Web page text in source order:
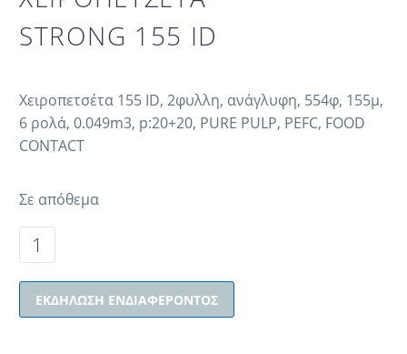
STRONG 155 ID
Χειροπετσέτα 155 ID, 2φυλλη, ανάγλυφη, 554φ, 155μ,
6 ρολά, 0.049m3, p:20+20, PURE PULP, PEFC, FOOD
CONTACT
Σε απόθεμα
ΕΚΔΉΛΩΣΗ ΕΝΔΙΑΦΈΡΟΝΤΟΣ